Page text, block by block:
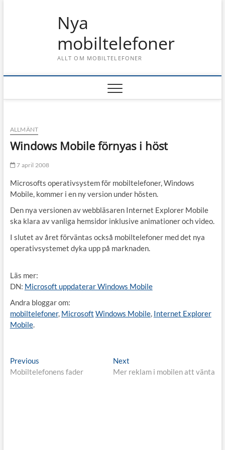
Nya
mobiltelefoner
ALLT OM MOBILTELEFONER
ALLMÄNT
Windows Mobile förnyas i höst
7 april 2008
Microsofts operativsystem för mobiltelefoner, Windows
Mobile, kommer i en ny version under hösten.
Den nya versionen av webbläsaren Internet Explorer Mobile
ska klara av vanliga hemsidor inklusive animationer och video.
I slutet av året förväntas också mobiltelefoner med det nya
operativsystemet dyka upp på marknaden.
Läs mer:
DN: Microsoft uppdaterar Windows Mobile
Andra bloggar om:
mobiltelefoner, Microsoft Windows Mobile, Internet Explorer
Mobile.
Inläggsnavigering
PreviousPrevious
post:
Mobiltelefonens fader
Next
post:
Mer reklam i mobilen att vänta